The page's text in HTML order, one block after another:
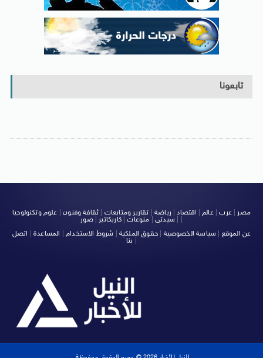
تابعونا
مصر |عرب|عالم| اقتصاد| رياضة تقارير ومتابعات ثقافة وفنون| علوم وتكنولوجيا
سيدتى| منوعات|كاريكاتير |صور
عن الموقع
سياسة الخصوصية حقوق الملكية شروط الاستخدام المساعدة
اتصل
بنا